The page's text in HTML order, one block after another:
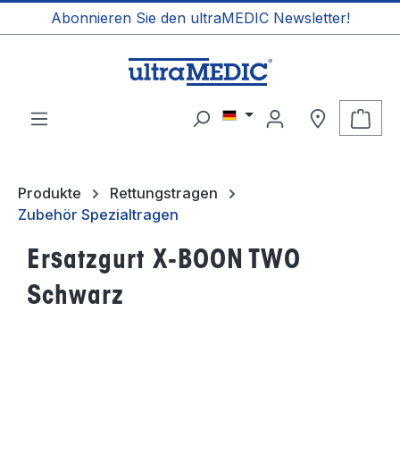
springen
Abonnieren Sie den ultraMEDIC Newsletter!
Produkte
Rettungstragen
Zubehör Spezialtragen
Ersatzgurt X-BOON TWO
Schwarz